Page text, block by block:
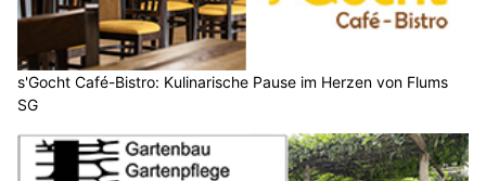
s'Gocht Café-Bistro: Kulinarische Pause im Herzen von Flums
SG